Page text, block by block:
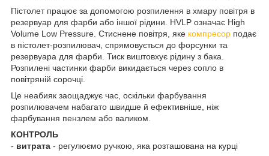
Пістолет працює за допомогою розпилення в хмару повітря в
резервуар для фарби або іншої рідини. HVLP означає High
Volume Low Pressure. Стиснене повітря, яке компресор подає
в пістолет-розпилювач, спрямовується до форсунки та
резервуара для фарби. Тиск виштовхує рідину з бака.
Розпилені частинки фарби викидається через сопло в
повітряній сорочці.
Це неабияк заощаджує час, оскільки фарбування
розпилювачем набагато швидше й ефективніше, ніж
фарбування пензлем або валиком.
КОНТРОЛЬ
- витрата - регулюємо ручкою, яка розташована на курці